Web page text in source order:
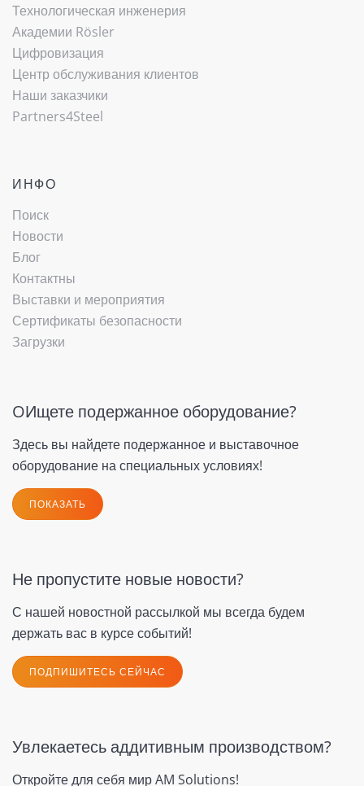
Технологическая инженерия
Академии Rösler
Цифровизация
Центр обслуживания клиентов
Наши заказчики
Partners4Steel
ИНФО
Поиск
Новости
Блог
Контактны
Выставки и мероприятия
Сертификаты безопасности
Загрузки
OИщете подержанное оборудование?
Здесь вы найдете подержанное и выставочное
оборудование на специальных условиях!
ПОКАЗАТЬ
Не пропустите новые новости?
С нашей новостной рассылкой мы всегда будем
держать вас в курсе событий!
ПОДПИШИТЕСЬ СЕЙЧАС
Увлекаетесь аддитивным производством?
Откройте для себя мир AM Solutions!